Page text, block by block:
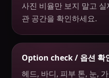
사진 비율만 보지 말고
관 공간을 확인하세요.
Option check / 옵션 확
헤드, 바디, 피부 톤, 눈,